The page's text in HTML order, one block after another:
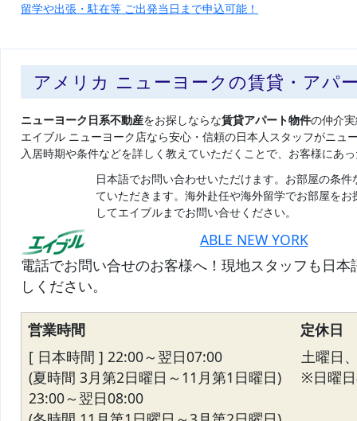
留学や出張・駐在等 ご出発当日まで申込可能！
アメリカ ニューヨークの賃貸・アパ
ニューヨーク日系不動産をお探しならな賃貸アパート物件の仲介
エイブル ニューヨーク店なら安心・信頼の日本人スタッフがニュ
入居時期や条件などを詳しく教えていただくことで、お客様にあ
日本語でお問い合わせいただけます。お部屋の条
ていただきます。海外赴任や海外留学でお部屋を
してエイブルまでお問い合せください。
ABLE NEW YORK
電話でお問い合せのお客様へ！現地スタッフも日
しください。
営業時間
定休日
[ 日本時間 ] 22:00～翌日07:00
(夏時間 3月第2日曜日～11月第1日曜日)
23:00～翌日08:00
土曜日
※日曜